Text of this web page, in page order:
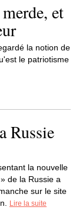
et
la notion de
le patriotisme
Russie
la nouvelle
de la Russie a
sur le site
Lire la suite